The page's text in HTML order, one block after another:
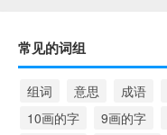
常见的词组
组词 意思 成语
10画的字
9画的字